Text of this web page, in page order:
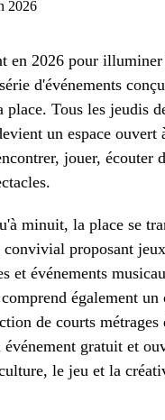
2026
en 2026 pour illuminer
d'événements
place. Tous les jeudis
un espace ouvert
jouer, écouter
minuit, la place se
convivial proposant
et événements
également un
de courts métrages
gratuit et
le jeu et la